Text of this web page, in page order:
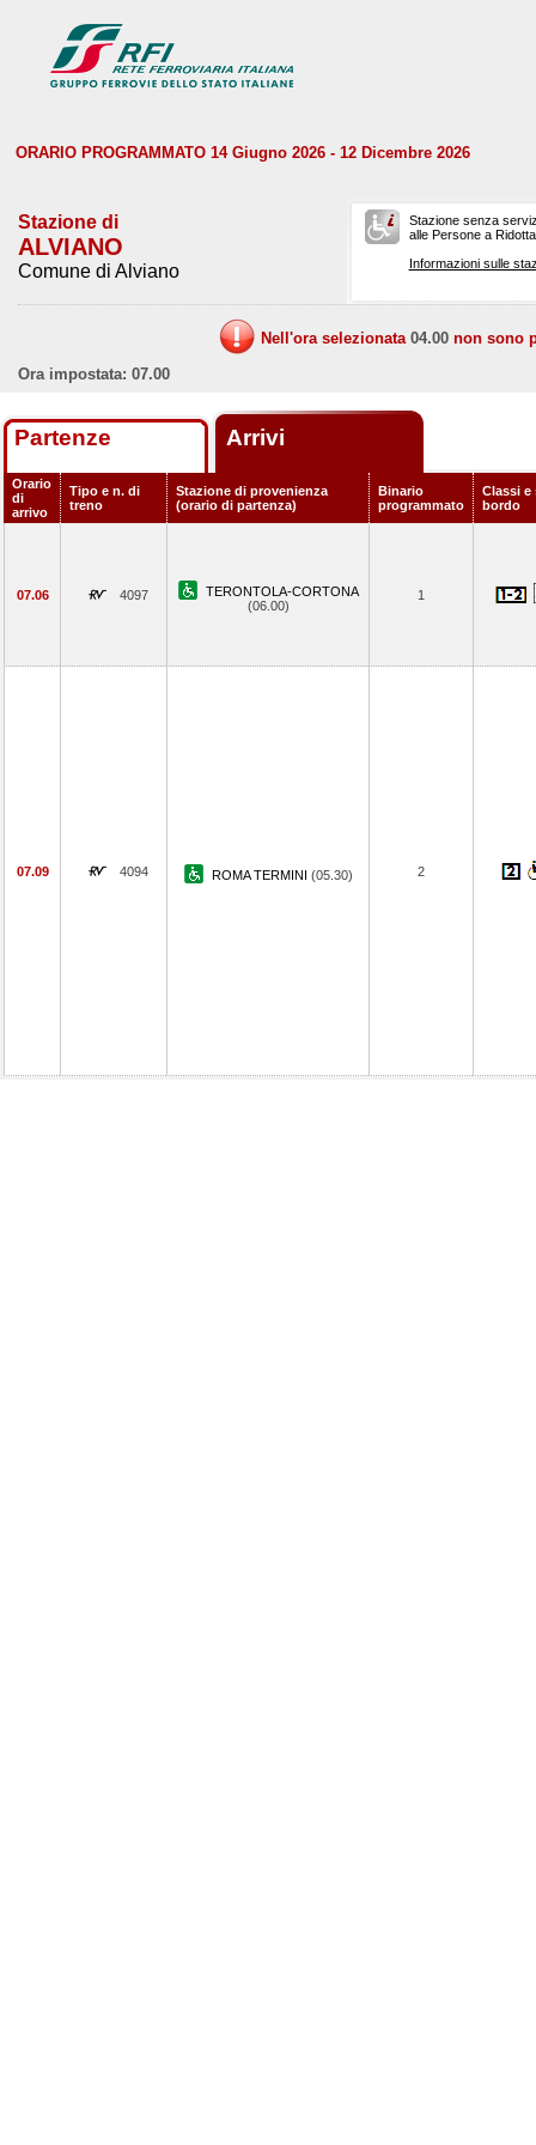
ORARIO PROGRAMMATO 14 Giugno 2026 - 12 Dicembre 2026
Stazione di
ALVIANO
Comune di Alviano
Stazione senza
alle Persone a
Informazioni sulle
Nell'ora selezionata 04.00 non sono
Ora impostata: 07.00
Partenze Arrivi
Orario
di
arrivo
Tipo e n. di
treno
Stazione di provenienza
(orario di partenza)
Binario
programmato
Classi e
bordo
07.06 4097
TERONTOLA-CORTONA
(06.00)
1
07.09 4094 ROMA TERMINI (05.30) 2